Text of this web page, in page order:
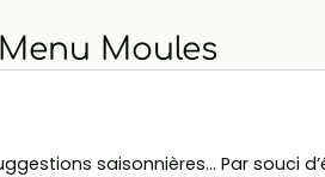
Menu Moules
saisonnières... Par souci